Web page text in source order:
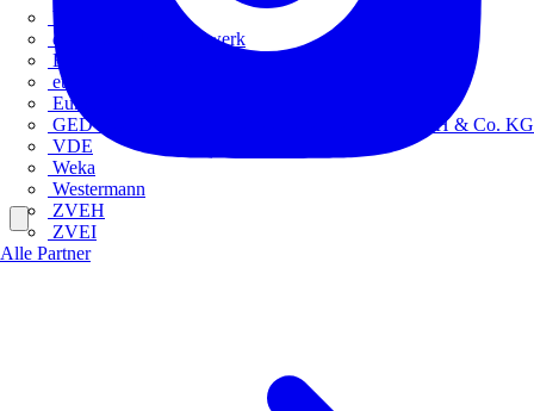
bfe
de - das Elektrohandwerk
ETIM Deutschland eV
etz
Europacable
GED Gesellschaft für Energiedienstleistung - GmbH & Co. KG
VDE
Weka
Westermann
ZVEH
ZVEI
Alle Partner